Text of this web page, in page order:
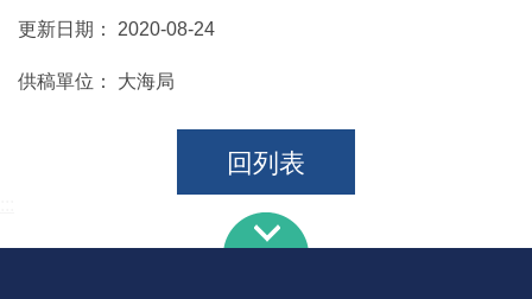
更新日期： 2020-08-24
供稿單位： 大海局
回列表